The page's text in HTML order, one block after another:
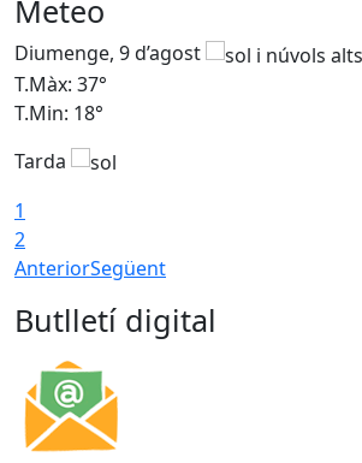
Meteo
Diumenge, 9 d’agost
T.Màx: 37°
T.Min: 18°
Tarda
1
2
AnteriorSegüent
Butlletí digital